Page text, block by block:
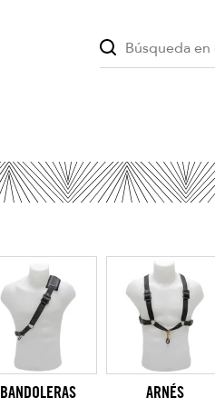
BANDOLERAS ARNÉS